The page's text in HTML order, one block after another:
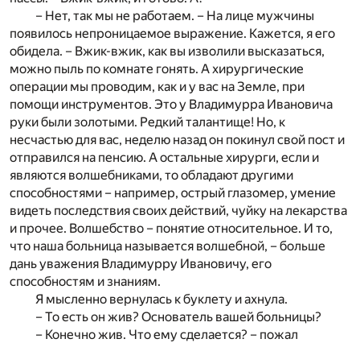
– Нет, так мы не работаем. – На лице мужчины
появилось непроницаемое выражение. Кажется, я его
обидела. – Вжик-вжик, как вы изволили высказаться,
можно пыль по комнате гонять. А хирургические
операции мы проводим, как и у вас на Земле, при
помощи инструментов. Это у Владимурра Ивановича
руки были золотыми. Редкий талантище! Но, к
несчастью для вас, неделю назад он покинул свой пост и
отправился на пенсию. А остальные хирурги, если и
являются волшебниками, то обладают другими
способностями – например, острый глазомер, умение
видеть последствия своих действий, чуйку на лекарства
и прочее. Волшебство – понятие относительное. И то,
что наша больница называется волшебной, – больше
дань уважения Владимурру Ивановичу, его
способностям и знаниям.
Я мысленно вернулась к буклету и ахнула.
– То есть он жив? Основатель вашей больницы?
– Конечно жив. Что ему сделается? – пожал